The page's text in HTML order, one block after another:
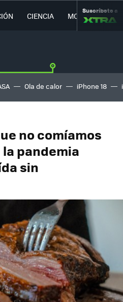
CIENCIA MOVILIDAD
Suscríbete a
Ola de calor iPhone 18
no comíamos
pandemia
sin